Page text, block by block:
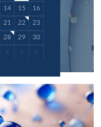
14 15 16
21 22 23
28 29 30
4 5 6